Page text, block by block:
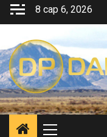
Skip
8 сар 6, 2026
Primary